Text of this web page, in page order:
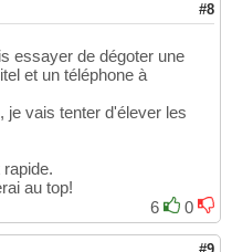
#8
essayer de dégoter une
et un téléphone à
je vais tenter d'élever les
au top!
6
0